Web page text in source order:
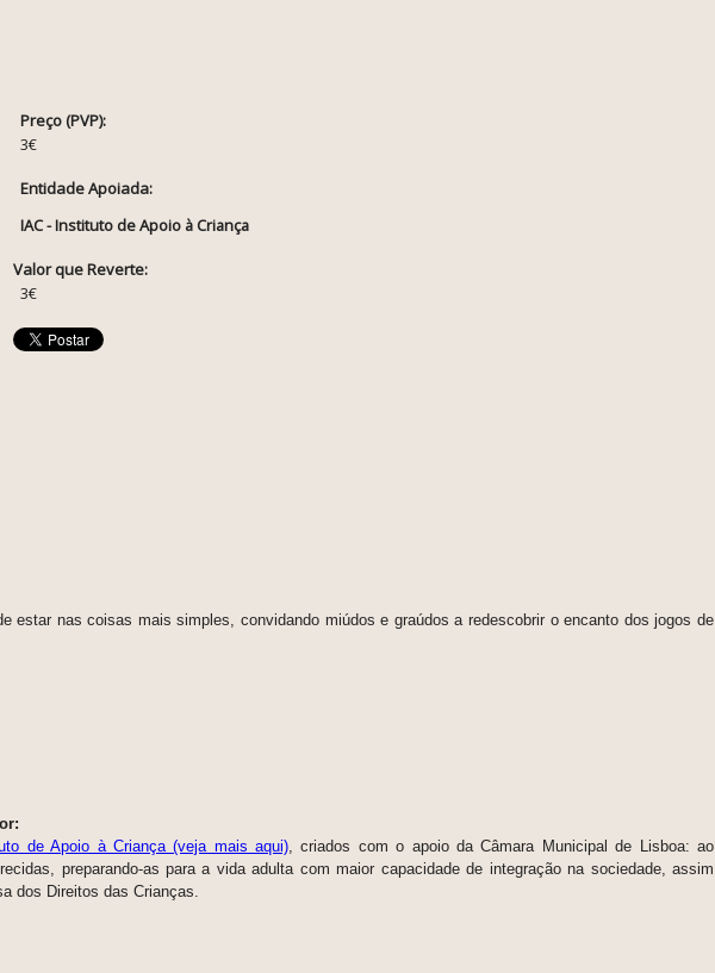
Preço (PVP):
3€
Entidade Apoiada:
IAC - Instituto de Apoio à Criança
Valor que Reverte:
3€
estar nas coisas mais simples,
convidando miúdos e graúdos a redescobrir o encanto dos jogos de
de Apoio à Criança (veja mais aqui) , criados com o apoio da Câmara Municipal de Lisboa: ao
preparando-as para a vida adulta com maior capacidade de integração na sociedade, assim
dos Direitos das Crianças.